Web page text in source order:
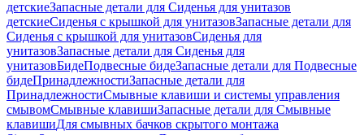
детскиеЗапасные детали для Сиденья для унитазов
детскиеСиденья с крышкой для унитазовЗапасные детали для
Сиденья с крышкой для унитазовСиденья для
унитазовЗапасные детали для Сиденья для
унитазовБидеПодвесные бидеЗапасные детали для Подвесные
бидеПринадлежностиЗапасные детали для
ПринадлежностиСмывные клавиши и системы управления
смывомСмывные клавишиЗапасные детали для Смывные
клавишиДля смывных бачков скрытого монтажа